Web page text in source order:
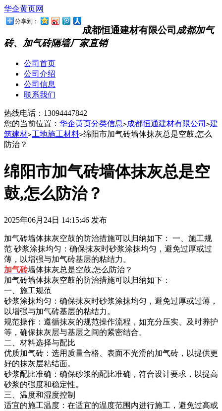
华企黄页网
分享到：
成都恒通建材有限公司 成都加气
砖、加气砖隔墙厂家直销
公司首页
公司介绍
公司信息
联系我们
热线电话： 13094447842
您的当前位置： 华企黄页分类信息>成都恒通建材有限公司 >建
筑建材>工地施工材料>绵阳市加气砖墙体抹灰总是空鼓,怎么
防治？
绵阳市加气砖墙体抹灰总是空
鼓,怎么防治？
2025年06月24日 14:15:46 发布
加气砖墙体抹灰空鼓的防治措施可以归纳如下： 一、施工规
范 砂浆涂抹均匀：确保抹灰时砂浆涂抹均匀，避免过厚或过
薄，以增强与加气砖基层的粘结力。
加气砖墙体抹灰总是空鼓,怎么防治？
加气砖墙体抹灰空鼓的防治措施可以归纳如下：
一、施工规范
砂浆涂抹均匀：确保抹灰时砂浆涂抹均匀，避免过厚或过薄，
以增强与加气砖基层的粘结力。
规范操作：遵循抹灰的规范操作流程，如充分压实、及时养护
等，确保抹灰层与基层之间的紧密结合。
二、材料选择与配比
优质加气砖：选用质量合格、表面不光滑的加气砖，以提供更
好的抹灰层粘结面。
砂浆配比准确：确保砂浆的配比准确，符合设计要求，以提高
砂浆的强度和稳定性。
三、温度和湿度控制
适宜的施工温度：在适宜的温度范围内进行施工，避免过高或